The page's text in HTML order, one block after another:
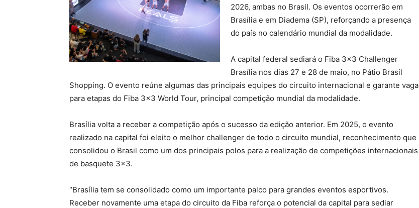
2026, ambas no Brasil. Os eventos ocorrerão em
Brasília e em Diadema (SP), reforçando a presença
do país no calendário mundial da modalidade.
A capital federal sediará o Fiba 3×3 Challenger
Brasília nos dias 27 e 28 de maio, no Pátio Brasil
Shopping. O evento reúne algumas das principais equipes do circuito internacional e garante vaga
para etapas do Fiba 3×3 World Tour, principal competição mundial da modalidade.
Brasília volta a receber a competição após o sucesso da edição anterior. Em 2025, o evento
realizado na capital foi eleito o melhor challenger de todo o circuito mundial, reconhecimento que
consolidou o Brasil como um dos principais polos para a realização de competições internacionais
de basquete 3×3.
“Brasília tem se consolidado como um importante palco para grandes eventos esportivos.
Receber novamente uma etapa do circuito da Fiba reforça o potencial da capital para sediar